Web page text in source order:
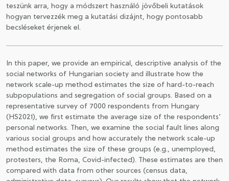
teszünk arra, hogy a módszert használó jövőbeli kutatások
hogyan tervezzék meg a kutatási dizájnt, hogy pontosabb
becsléseket érjenek el.
In this paper, we provide an empirical, descriptive analysis of the
social networks of Hungarian society and illustrate how the
network scale-up method estimates the size of hard-to-reach
subpopulations and segregation of social groups. Based on a
representative survey of 7000 respondents from Hungary
(HS2021), we first estimate the average size of the respondents’
personal networks. Then, we examine the social fault lines along
various social groups and how accurately the network scale-up
method estimates the size of these groups (e.g., unemployed,
protesters, the Roma, Covid-infected). These estimates are then
compared with data from other sources (census data,